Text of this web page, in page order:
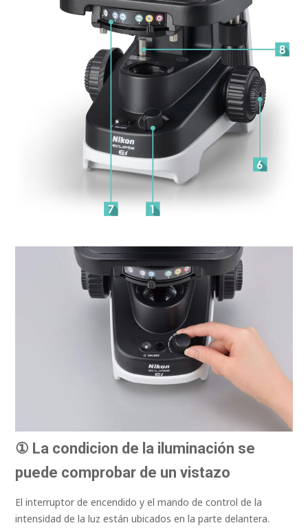
① La condicion de la iluminación se
puede comprobar de un vistazo
El interruptor de encendido y el mando de control de la
intensidad de la luz están ubicados en la parte delantera.